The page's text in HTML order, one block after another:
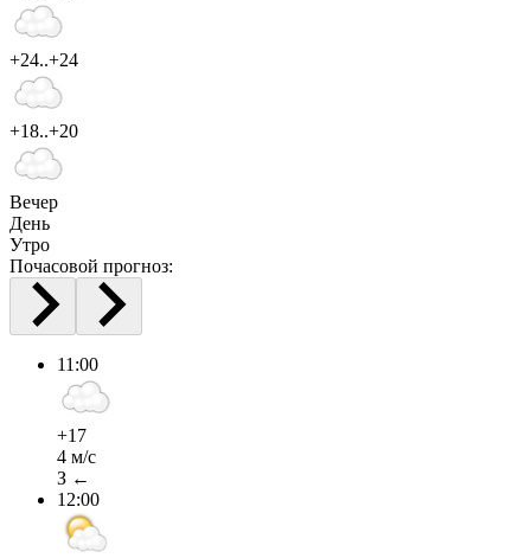
+24..+24
+18..+20
Вечер
День
Утро
Почасовой прогноз:
11:00
+17
4 м/с
З ←
12:00